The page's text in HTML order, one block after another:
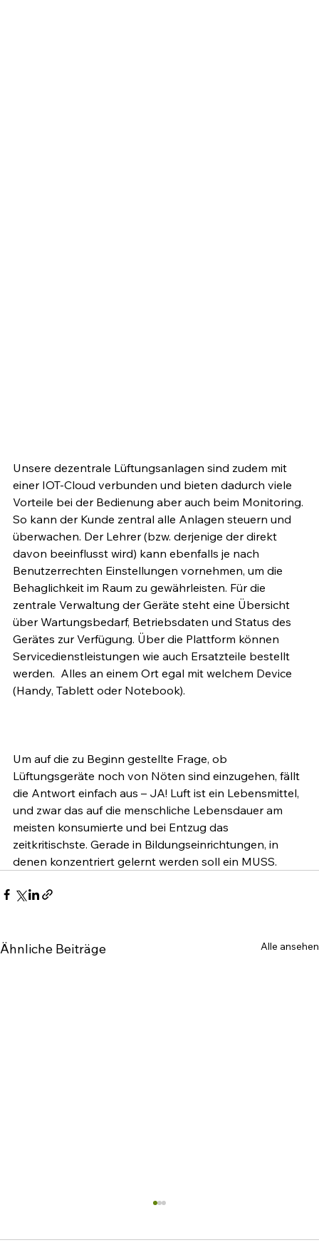
Unsere dezentrale Lüftungsanlagen sind zudem mit
einer IOT-Cloud verbunden und bieten dadurch viele
Vorteile bei der Bedienung aber auch beim Monitoring.
So kann der Kunde zentral alle Anlagen steuern und
überwachen. Der Lehrer (bzw. derjenige der direkt
davon beeinflusst wird) kann ebenfalls je nach
Benutzerrechten Einstellungen vornehmen, um die
Behaglichkeit im Raum zu gewährleisten. Für die
zentrale Verwaltung der Geräte steht eine Übersicht
über Wartungsbedarf, Betriebsdaten und Status des
Gerätes zur Verfügung. Über die Plattform können
Servicedienstleistungen wie auch Ersatzteile bestellt
werden.  Alles an einem Ort egal mit welchem Device
(Handy, Tablett oder Notebook).
Um auf die zu Beginn gestellte Frage, ob
Lüftungsgeräte noch von Nöten sind einzugehen, fällt
die Antwort einfach aus – JA! Luft ist ein Lebensmittel,
und zwar das auf die menschliche Lebensdauer am
meisten konsumierte und bei Entzug das
zeitkritischste. Gerade in Bildungseinrichtungen, in
denen konzentriert gelernt werden soll ein MUSS.
Ähnliche Beiträge Alle ansehen